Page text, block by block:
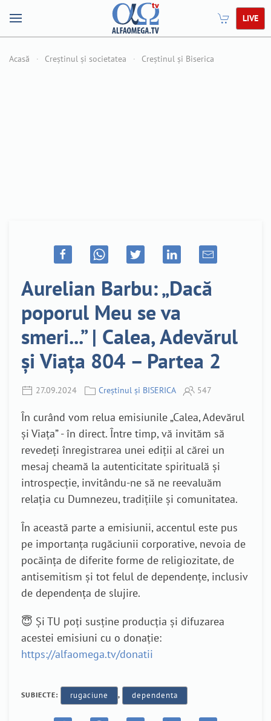
LIVE
Acasă Creștinul și societatea Creștinul și Biserica
Aurelian Barbu: „Dacă
poporul Meu se va
smeri...” | Calea, Adevărul
și Viața 804 – Partea 2
27.09.2024 Creștinul și BISERICA 547
În curând vom relua emisiunile „Calea, Adevărul
și Viața” - în direct. Între timp, vă invităm să
revedeți înregistrarea unei ediții al cărei un
mesaj cheamă la autenticitate spirituală și
introspecție, invitându-ne să ne reevaluăm
relația cu Dumnezeu, tradițiile și comunitatea.
În această parte a emisiunii, accentul este pus
pe importanța rugăciunii corporative, nevoia de
pocăința de diferite forme de religiozitate, de
antisemitism și tot felul de dependențe, inclusiv
de dependența de slujire.
😇 Și TU poți susține producția și difuzarea
acestei emisiuni cu o donație:
https://alfaomega.tv/donatii
SUBIECTE: rugaciune , dependenta